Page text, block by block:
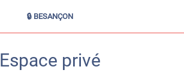
🔒 BESANÇON
Espace privé